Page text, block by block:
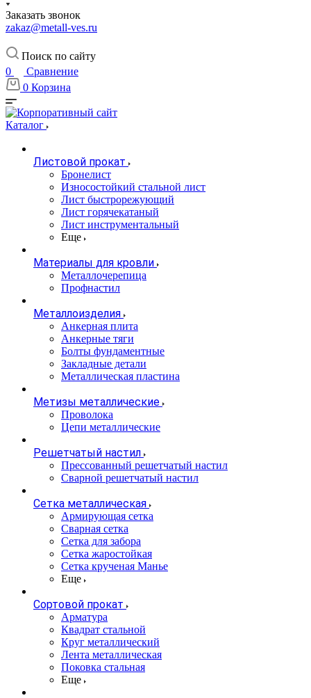
Заказать звонок
zakaz@metall-ves.ru
Поиск по сайту
0
Сравнение
0 Корзина
Каталог
Листовой прокат
Бронелист
Износостойкий стальной лист
Лист быстрорежующий
Лист горячекатаный
Лист инструментальный
Еще
Материалы для кровли
Металлочерепица
Профнастил
Металлоизделия
Анкерная плита
Анкерные тяги
Болты фундаментные
Закладные детали
Металлическая пластина
Метизы металлические
Проволока
Цепи металлические
Решетчатый настил
Прессованный решетчатый настил
Сварной решетчатый настил
Сетка металлическая
Армирующая сетка
Сварная сетка
Сетка для забора
Сетка жаростойкая
Сетка крученая Манье
Еще
Сортовой прокат
Арматура
Квадрат стальной
Круг металлический
Лента металлическая
Поковка стальная
Еще